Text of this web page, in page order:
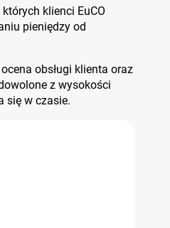
klienci EuCO
pieniędzy od
obsługi klienta oraz
z wysokości
się w czasie.